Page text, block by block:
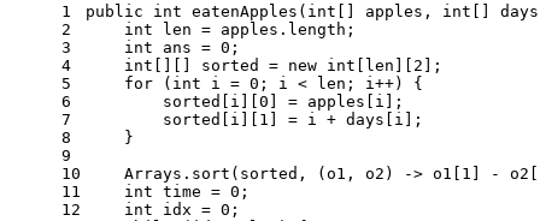
1
2
3
4
5
6
7
8
9
10
11
12
public int eatenApples ( int [] apples, int []
int
len = apples.length;
int
ans = 0 ;
int [][] sorted = new int [len][ 2 ];
for ( int i = 0 ; i < len; i++) {
        sorted[i][
0 ] = apples[i];
        sorted[i][
1 ] = i + days[i];
    }
    Arrays.sort(sorted, (o1, o2) -> o1[
1 ] - o2[
int time = 0 ;
int
idx = 0 ;